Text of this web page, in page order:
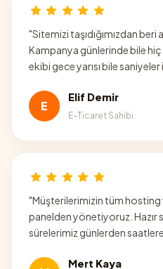
"Sitemizi taşıdığımızdan beri
Kampanya günlerinde bile
ekibi gece yarısı bile
E
Elif Demir
E-Ticaret Sahibi
"Müşterilerimizin tüm
panelden yönetiyoruz. Hazır
sürelerimiz günlerden saatlere
Mert Kaya